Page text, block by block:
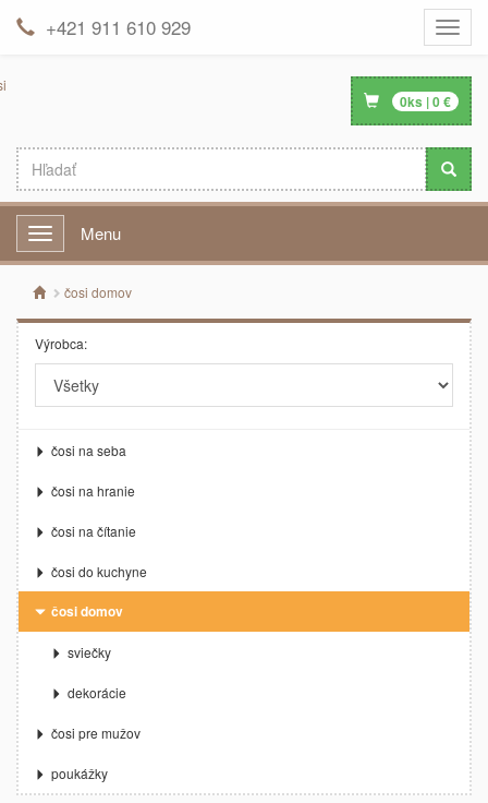
Toggle
+421 911 610 929
0ks |0€
Menu Menu
čosi domov
Výrobca:
čosi na seba
čosi na hranie
čosi na čítanie
čosi do kuchyne
čosi domov
sviečky
dekorácie
čosi pre mužov
poukážky